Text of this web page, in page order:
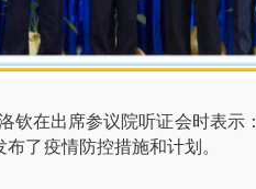
钦在出席参议院听证会时表示：
了疫情防控措施和计划。